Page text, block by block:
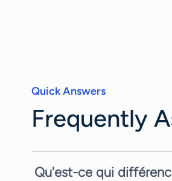
Quick Answers
Frequently
Qu'est-ce qui